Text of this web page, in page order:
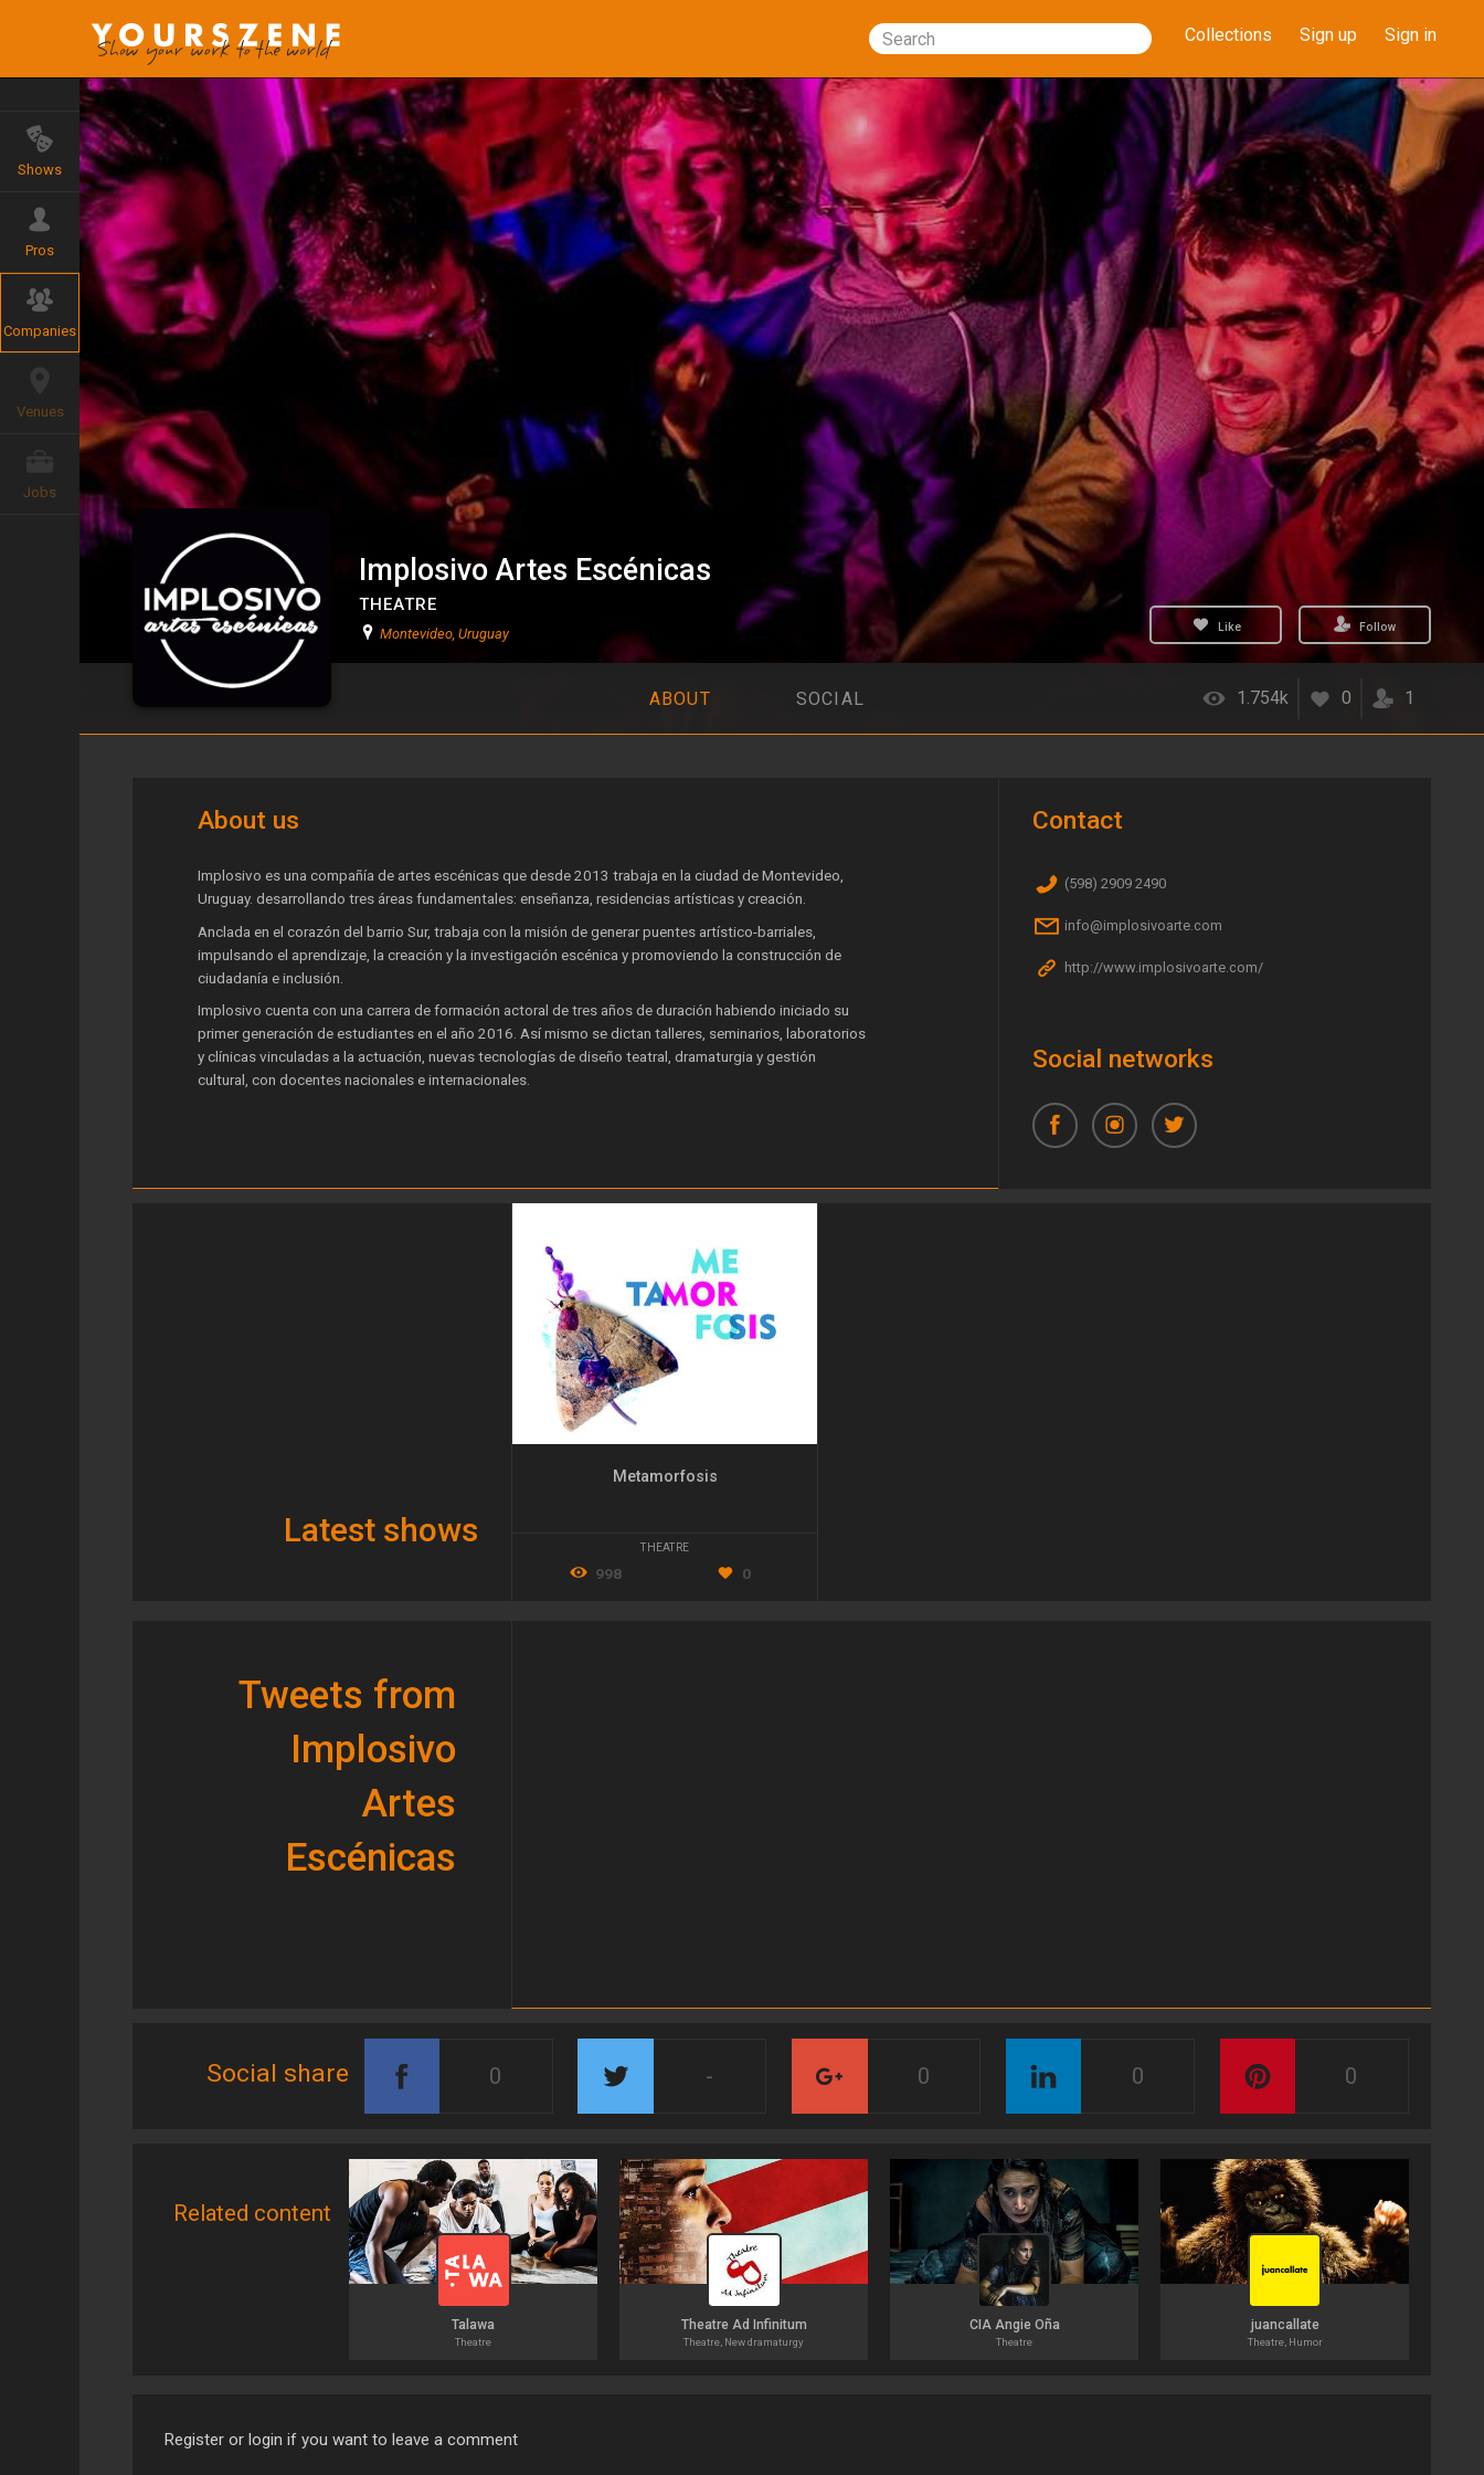
Search Collections Sign up Sign in
Shows
Pros
Companies
Venues
Jobs
Implosivo Artes Escénicas
THEATRE
Montevideo, Uruguay Like Follow
ABOUT SOCIAL 1.754k 0 1
About us
Implosivo es una compañía de artes escénicas que desde 2013 trabaja en la ciudad de Montevideo,
Uruguay. desarrollando tres áreas fundamentales: enseñanza, residencias artísticas y creación.
Anclada en el corazón del barrio Sur, trabaja con la misión de generar puentes artístico-barriales,
impulsando el aprendizaje, la creación y la investigación escénica y promoviendo la construcción de
ciudadanía e inclusión.
Implosivo cuenta con una carrera de formación actoral de tres años de duración habiendo iniciado su
primer generación de estudiantes en el año 2016. Así mismo se dictan talleres, seminarios, laboratorios
y clínicas vinculadas a la actuación, nuevas tecnologías de diseño teatral, dramaturgia y gestión
cultural, con docentes nacionales e internacionales.
Contact
(598) 2909 2490
info@implosivoarte.com
http://www.implosivoarte.com/
Social networks
Latest shows
Metamorfosis
THEATRE
998 0
Tweets from
Implosivo
Artes
Escénicas
Social share 0 - 0 0 0
Related content
Talawa
Theatre
Theatre Ad Infinitum
Theatre, New dramaturgy
CIA Angie Oña
Theatre
juancallate
Theatre, Humor
Register or login if you want to leave a comment